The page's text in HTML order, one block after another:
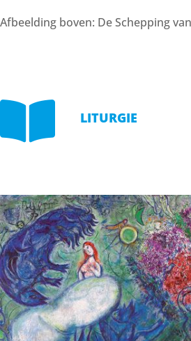
Afbeelding boven: De Schepping
 LITURGIE